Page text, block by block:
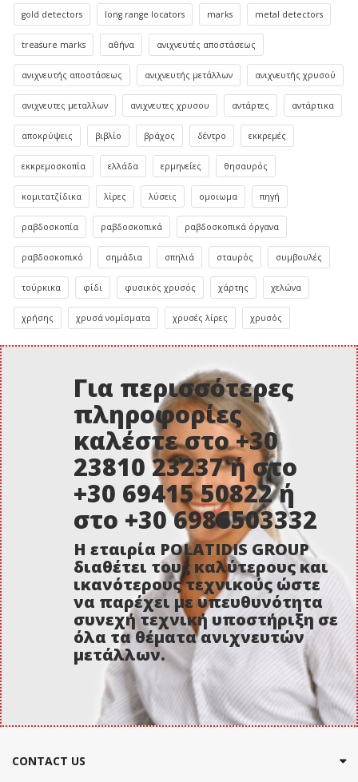
gold detectors long range locators marks metal detectors
treasure marks αθήνα ανιχνευτές αποστάσεως
ανιχνευτής αποστάσεως ανιχνευτής μετάλλων ανιχνευτής χρυσού
ανιχνευτες μεταλλων ανιχνευτες χρυσου αντάρτες αντάρτικα
αποκρύψεις βιβλίο βράχος δέντρο εκκρεμές
εκκρεμοσκοπία ελλάδα ερμηνείες θησαυρός
κομιτατζίδικα λίρες λύσεις ομοιωμα πηγή
ραβδοσκοπία ραβδοσκοπικά ραβδοσκοπικά όργανα
ραβδοσκοπικό σημάδια σπηλιά σταυρός συμβουλές
τούρκικα φίδι φυσικός χρυσός χάρτης χελώνα
χρήσης χρυσά νομίσματα χρυσές λίρες χρυσός
Για περισσότερες
πληροφορίες
καλέστε στο +30
23810 23237 ή στο
+30 69415 50822 ή
στο +30 6986503332
Η εταιρία POLATIDIS GROUP
διαθέτει τους καλύτερους και
ικανότερους τεχνικούς ώστε
να παρέχει με υπευθυνότητα
συνεχή τεχνική υποστήριξη σε
όλα τα θέματα ανιχνευτών
μετάλλων.
CONTACT US